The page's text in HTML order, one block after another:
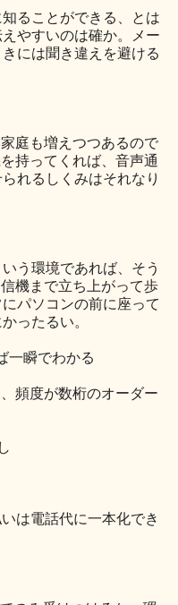
ることができる、とは
やすいのは確か。メー
には聞き違えを避ける
庭も増えつつあるので
持ってくれば、音声通
れるしくみはそれなり
う環境であれば、そう
機まで立ち上がって歩
パソコンの前に座って
ったるい。
一瞬でわかる
頻度が数桁のオーダー
は電話代に一本化でき